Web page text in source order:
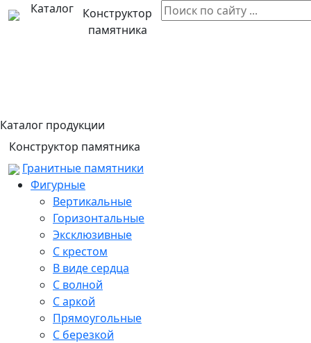
Каталог
Конструктор
памятника
Каталог продукции
Конструктор памятника
Гранитные памятники
Фигурные
Вертикальные
Горизонтальные
Эксклюзивные
С крестом
В виде сердца
С волной
С аркой
Прямоугольные
С березкой